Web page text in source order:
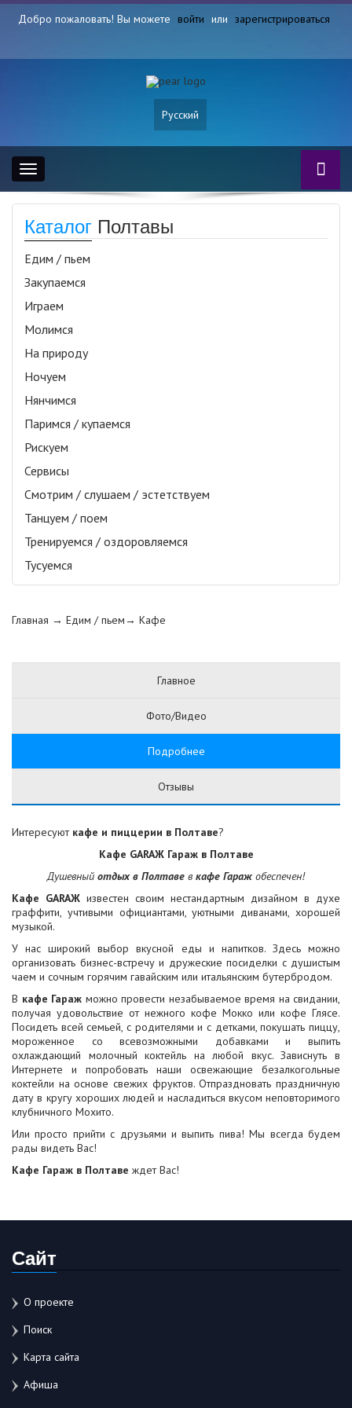
Добро пожаловать! Вы можете войти или зарегистрироваться
Русский
Toggle
navigation
Каталог Полтавы
Едим / пьем
Закупаемся
Играем
Молимся
На природу
Ночуем
Нянчимся
Паримся / купаемся
Рискуем
Сервисы
Смотрим / слушаем / эстетствуем
Танцуем / поем
Тренируемся / оздоровляемся
Тусуемся
Главная → Едим / пьем→ Кафе
Главное
Фото/Видео
Подробнее
Отзывы
Интересуют кафе и пиццерии в Полтаве?
Кафе GARAЖ Гараж в Полтаве
Душевный отдых в Полтаве в кафе Гараж обеспечен!
Кафе GARAЖ известен своим нестандартным дизайном в духе
граффити, учтивыми официантами, уютными диванами, хорошей
музыкой.
У нас широкий выбор вкусной еды и напитков. Здесь можно
организовать бизнес-встречу и дружеские посиделки с душистым
чаем и сочным горячим гавайским или итальянским бутербродом.
В кафе Гараж можно провести незабываемое время на свидании,
получая удовольствие от нежного кофе Мокко или кофе Глясе.
Посидеть всей семьей, с родителями и с детками, покушать пиццу,
мороженное со всевозможными добавками и выпить
охлаждающий молочный коктейль на любой вкус. Зависнуть в
Интернете и попробовать наши освежающие безалкогольные
коктейли на основе свежих фруктов. Отпраздновать праздничную
дату в кругу хороших людей и насладиться вкусом неповторимого
клубничного Мохито.
Или просто прийти с друзьями и выпить пива! Мы всегда будем
рады видеть Вас!
Кафе Гараж в Полтаве ждет Вас!
Сайт
О проекте
Поиск
Карта сайта
Афиша